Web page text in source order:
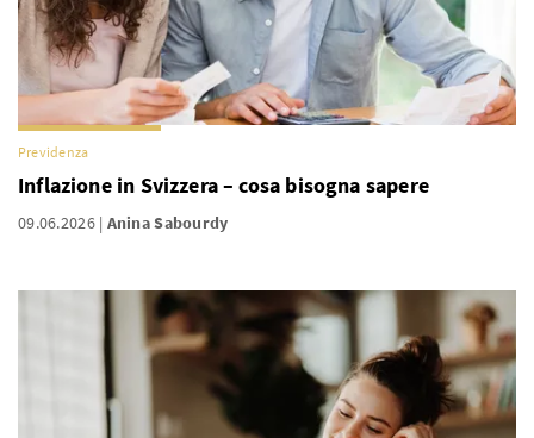
Previdenza
Inflazione in Svizzera – cosa bisogna sapere
09.06.2026 Anina Sabourdy